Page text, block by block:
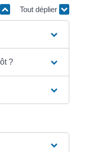
Tout déplier
?